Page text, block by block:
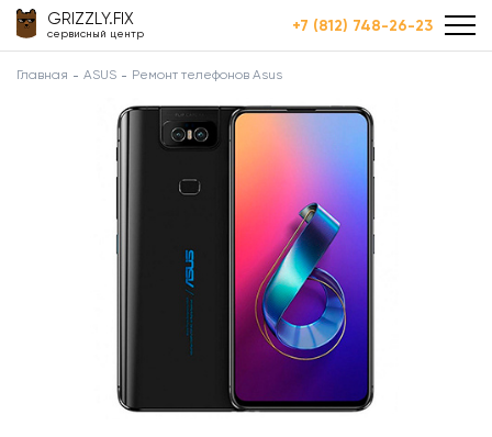
GRIZZLY.FIX
сервисный центр +7 (812) 748-26-23
Главная ASUS Ремонт телефонов Asus